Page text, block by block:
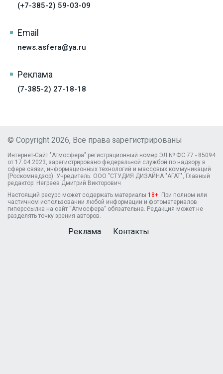
(+7-385-2) 59-03-09
Email
news.asfera@ya.ru
Реклама
(7-385-2) 27-18-18
© Copyright 2026, Все права зарегистрированы
Интернет-Сайт "Атмосфера" регистрационный номер ЭЛ № ФС 77 - 85094
от 17.04.2023, зарегистрировано федеральной службой по надзору в
сфере связи, информационных технологий и массовых коммуникаций
(Роскомнадзор). Учредитель: ООО "СТУДИЯ ДИЗАЙНА "АГАТ", Главный
редактор: Негреев Дмитрий Викторович
Настоящий ресурс может содержать материалы 18+ . При полном или
частичном использовании любой информации и фотоматериалов
гиперссылка на сайт “Атмосфера” обязательна. Редакция может не
разделять точку зрения авторов.
Реклама Контакты